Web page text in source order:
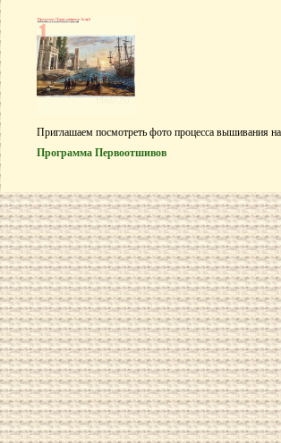
Приглашаем посмотреть фото процесса вышивания
Программа Первоотшивов